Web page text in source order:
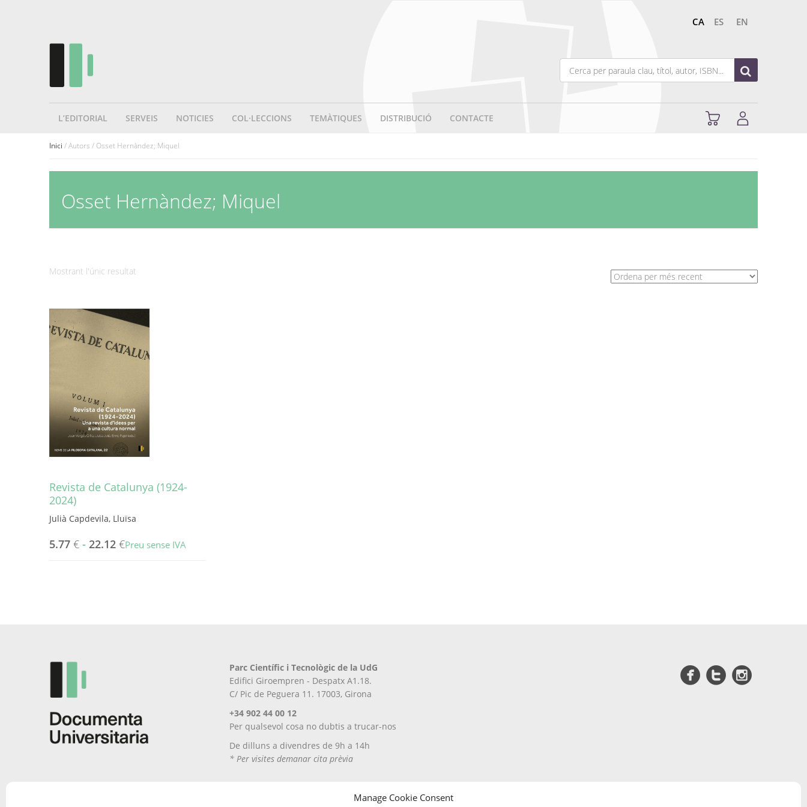
Manage Cookie Consent
CA ES EN
L’EDITORIAL SERVEIS NOTICIES COL·LECCIONS TEMÀTIQUES DISTRIBUCIÓ CONTACTE
Inici / Autors / Osset Hernàndez; Miquel
Osset Hernàndez; Miquel
Mostrant l'únic resultat
Revista de Catalunya (1924-
2024)
Julià Capdevila, Lluïsa
5.77 € - 22.12 €Preu sense IVA
pàgina
del
producte
Parc Científic i Tecnològic de la UdG
Edifici Giroempren - Despatx A1.18.
C/ Pic de Peguera 11. 17003, Girona
+34 902 44 00 12
Per qualsevol cosa no dubtis a trucar-nos
De dilluns a divendres de 9h a 14h
* Per visites demanar cita prèvia